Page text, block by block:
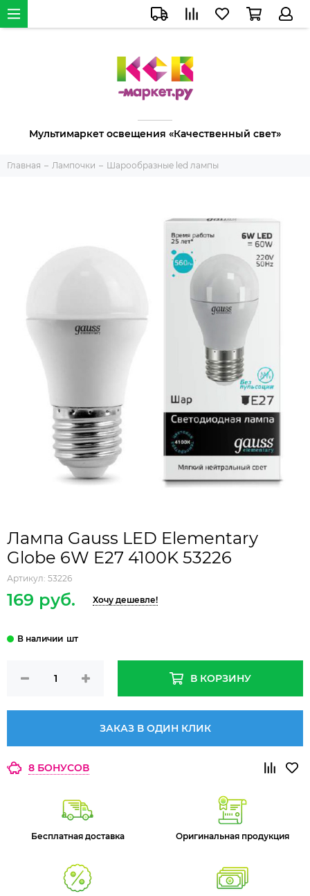
Мультимаркет освещения «Качественный свет»
Главная Лампочки Шарообразные led лампы
Лампа Gauss LED Elementary
Globe 6W E27 4100K 53226
Артикул: 53226
169 руб. Хочу дешевле!
шт
В КОРЗИНУ
ЗАКАЗ В ОДИН КЛИК
8 БОНУСОВ
Бесплатная доставка Оригинальная продукция